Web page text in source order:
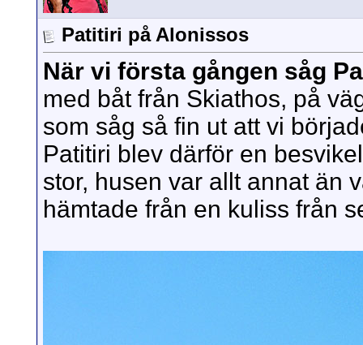
Patitiri på Alonissos
När vi första gången såg
med båt från Skiathos, på
som såg så fin ut att vi
Patitiri blev därför en
stor, husen var allt annat än
hämtade från en kuliss från